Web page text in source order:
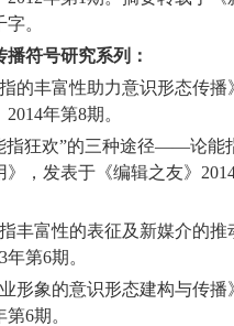
字。
播符号研究系列：
指的丰富性助力意识形态传
2014年第8期。
指狂欢”的三种途径——论能
，发表于《编辑之友》
指丰富性的表征及新媒介的
年第6期。
业形象的意识形态建构与传
第6期。